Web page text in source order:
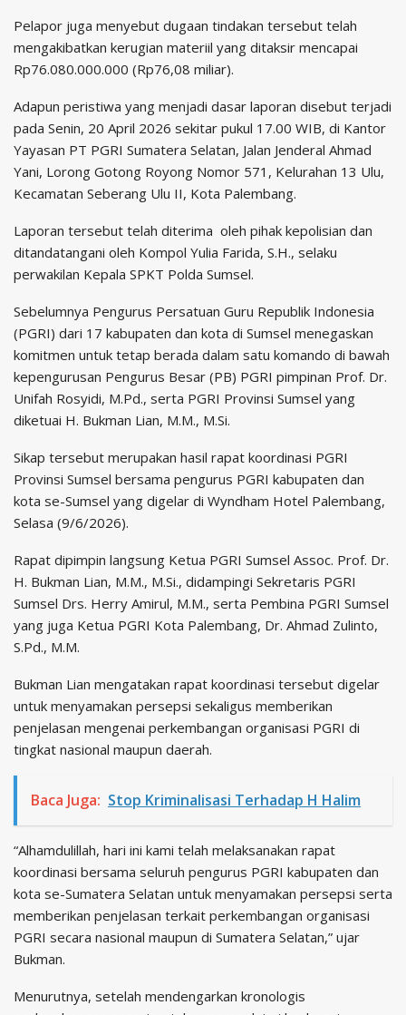
Pelapor juga menyebut dugaan tindakan tersebut telah
mengakibatkan kerugian materiil yang ditaksir mencapai
Rp76.080.000.000 (Rp76,08 miliar).
Adapun peristiwa yang menjadi dasar laporan disebut terjadi
pada Senin, 20 April 2026 sekitar pukul 17.00 WIB, di Kantor
Yayasan PT PGRI Sumatera Selatan, Jalan Jenderal Ahmad
Yani, Lorong Gotong Royong Nomor 571, Kelurahan 13 Ulu,
Kecamatan Seberang Ulu II, Kota Palembang.
Laporan tersebut telah diterima oleh pihak kepolisian dan
ditandatangani oleh Kompol Yulia Farida, S.H., selaku
perwakilan Kepala SPKT Polda Sumsel.
Sebelumnya Pengurus Persatuan Guru Republik Indonesia
(PGRI) dari 17 kabupaten dan kota di Sumsel menegaskan
komitmen untuk tetap berada dalam satu komando di bawah
kepengurusan Pengurus Besar (PB) PGRI pimpinan Prof. Dr.
Unifah Rosyidi, M.Pd., serta PGRI Provinsi Sumsel yang
diketuai H. Bukman Lian, M.M., M.Si.
Sikap tersebut merupakan hasil rapat koordinasi PGRI
Provinsi Sumsel bersama pengurus PGRI kabupaten dan
kota se-Sumsel yang digelar di Wyndham Hotel Palembang,
Selasa (9/6/2026).
Rapat dipimpin langsung Ketua PGRI Sumsel Assoc. Prof. Dr.
H. Bukman Lian, M.M., M.Si., didampingi Sekretaris PGRI
Sumsel Drs. Herry Amirul, M.M., serta Pembina PGRI Sumsel
yang juga Ketua PGRI Kota Palembang, Dr. Ahmad Zulinto,
S.Pd., M.M.
Bukman Lian mengatakan rapat koordinasi tersebut digelar
untuk menyamakan persepsi sekaligus memberikan
penjelasan mengenai perkembangan organisasi PGRI di
tingkat nasional maupun daerah.
Baca Juga: Stop Kriminalisasi Terhadap H Halim
“Alhamdulillah, hari ini kami telah melaksanakan rapat
koordinasi bersama seluruh pengurus PGRI kabupaten dan
kota se-Sumatera Selatan untuk menyamakan persepsi serta
memberikan penjelasan terkait perkembangan organisasi
PGRI secara nasional maupun di Sumatera Selatan,” ujar
Bukman.
Menurutnya, setelah mendengarkan kronologis